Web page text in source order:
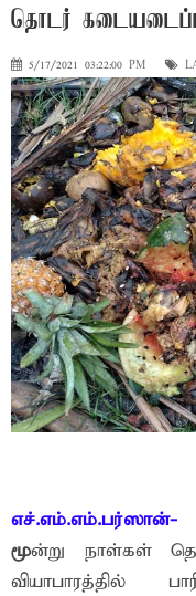
தொடர்
5/17/2021 03:22:00 PM
எச்.எம்.எம்.பர்ஸான்-
மூன்று நாள்கள்
வியாபாரத்தில்